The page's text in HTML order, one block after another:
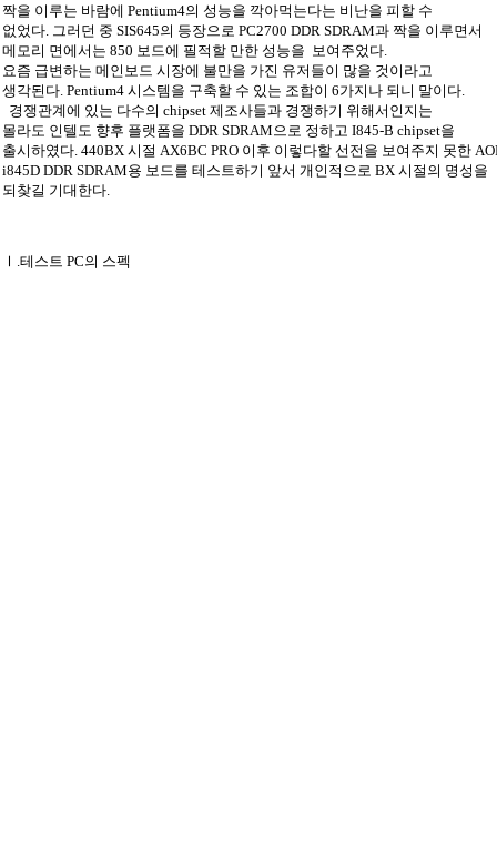
짝을 이루는 바람에 Pentium4의 성능을 깍아먹는다는 비난을 피할 수
없었다. 그러던 중 SIS645의 등장으로 PC2700 DDR SDRAM과 짝을 이루면서
메모리 면에서는 850 보드에 필적할 만한 성능을 보여주었다.
요즘 급변하는 메인보드 시장에 불만을 가진 유저들이 많을 것이라고
생각된다. Pentium4 시스템을 구축할 수 있는 조합이 6가지나 되니 말이다.
경쟁관계에 있는 다수의 chipset 제조사들과 경쟁하기 위해서인지는
몰라도 인텔도 향후 플랫폼을 DDR SDRAM으로 정하고 I845-B chipset을
출시하였다. 440BX 시절 AX6BC PRO 이후 이렇다할 선전을 보여주지 못한
i845D DDR SDRAM용 보드를 테스트하기 앞서 개인적으로 BX 시절의 명성을
되찾길 기대한다.
Ⅰ.테스트 PC의 스펙